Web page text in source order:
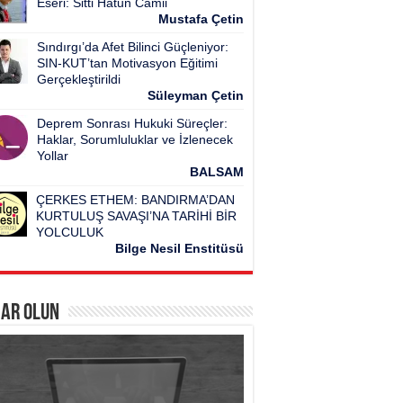
Mustafa Çetin
Sındırgı’da Afet Bilinci Güçleniyor:
SIN-KUT’tan Motivasyon Eğitimi
Gerçekleştirildi
Süleyman Çetin
Deprem Sonrası Hukuki Süreçler:
Haklar, Sorumluluklar ve İzlenecek
Yollar
BALSAM
ÇERKES ETHEM: BANDIRMA’DAN
KURTULUŞ SAVAŞI’NA TARİHİ BİR
YOLCULUK
Bilge Nesil Enstitüsü
Olun